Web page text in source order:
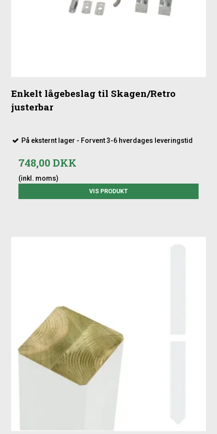
Enkelt lågebeslag til Skagen/Retro
justerbar
På eksternt lager - Forvent 3-6 hverdages leveringstid
748,00 DKK
(inkl. moms)
VIS PRODUKT